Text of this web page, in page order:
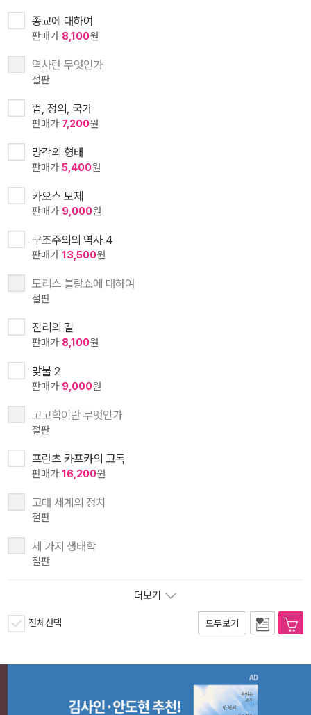
종교에 대하여
판매가 8,100원
역사란 무엇인가
절판
법, 정의, 국가
판매가 7,200원
망각의 형태
판매가 5,400원
카오스 모제
판매가 9,000원
구조주의의 역사 4
판매가 13,500원
모리스 블랑쇼에 대하여
절판
진리의 길
판매가 8,100원
맞불 2
판매가 9,000원
고고학이란 무엇인가
절판
프란츠 카프카의 고독
판매가 16,200원
고대 세계의 정치
절판
세 가지 생태학
절판
더보기
전체선택 모두보기